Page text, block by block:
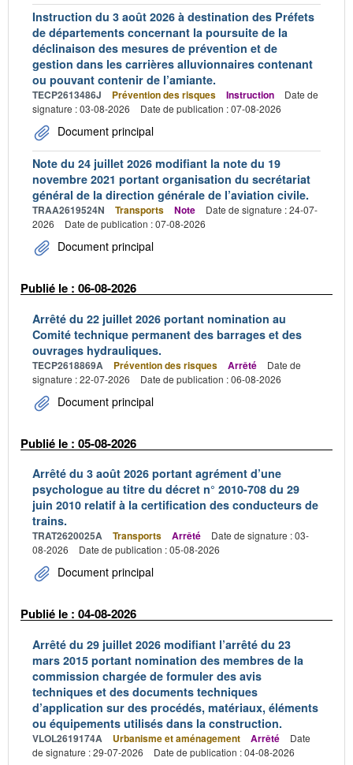
Instruction du 3 août 2026 à destination des Préfets
de départements concernant la poursuite de la
déclinaison des mesures de prévention et de
gestion dans les carrières alluvionnaires contenant
ou pouvant contenir de l’amiante.
TECP2613486J Prévention des risques Instruction
Date de
signature : 03-08-2026
Date de publication : 07-08-2026
Document principal
Note du 24 juillet 2026 modifiant la note du 19
novembre 2021 portant organisation du secrétariat
général de la direction générale de l’aviation civile.
TRAA2619524N Transports Note
Date de signature : 24-07-
2026
Date de publication : 07-08-2026
Document principal
Publié le : 06-08-2026
Arrêté du 22 juillet 2026 portant nomination au
Comité technique permanent des barrages et des
ouvrages hydrauliques.
TECP2618869A Prévention des risques Arrêté
Date de
signature : 22-07-2026
Date de publication : 06-08-2026
Document principal
Publié le : 05-08-2026
Arrêté du 3 août 2026 portant agrément d’une
psychologue au titre du décret n° 2010-708 du 29
juin 2010 relatif à la certification des conducteurs de
trains.
TRAT2620025A Transports Arrêté
Date de signature : 03-
08-2026
Date de publication : 05-08-2026
Document principal
Publié le : 04-08-2026
Arrêté du 29 juillet 2026 modifiant l’arrêté du 23
mars 2015 portant nomination des membres de la
commission chargée de formuler des avis
techniques et des documents techniques
d’application sur des procédés, matériaux, éléments
ou équipements utilisés dans la construction.
VLOL2619174A Urbanisme et aménagement Arrêté
Date
de signature : 29-07-2026
Date de publication : 04-08-2026